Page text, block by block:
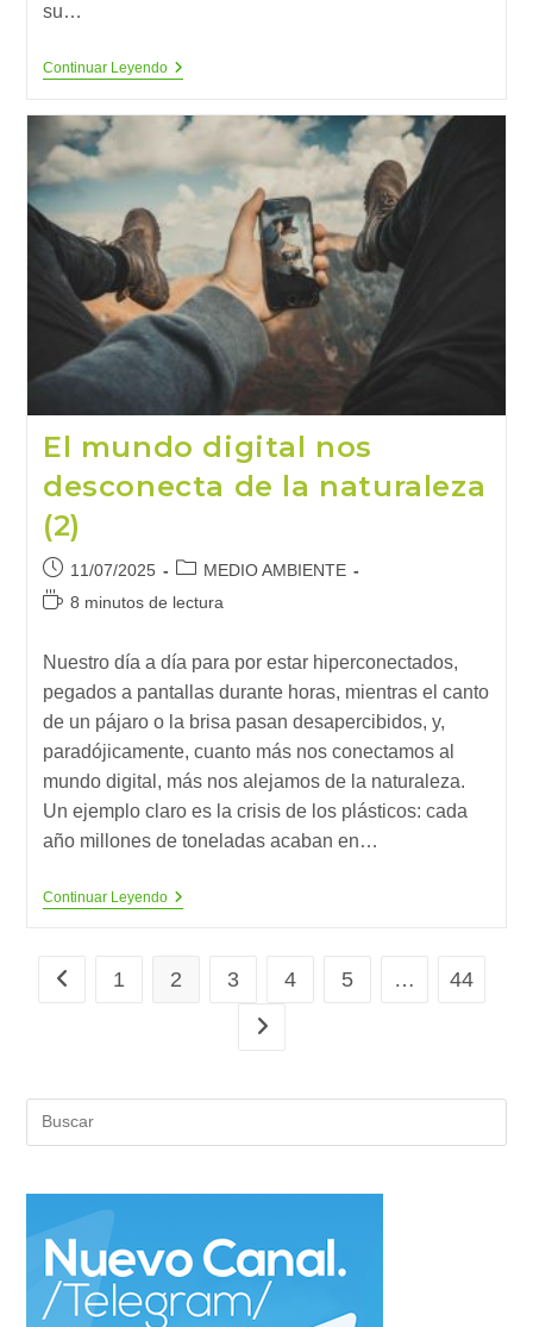
su…
Continuar LeyendoSuelos
Emisiones:
Revolución
De
La
Agricultura
Carbono
El mundo digital nos
desconecta de la naturaleza
(2)
Publicación
de
11/07/2025
Categoría
de
MEDIO AMBIENTE
Tiempo8 minutos de lectura
Nuestro día a día para por estar hiperconectados,
pegados a pantallas durante horas, mientras el canto
de un pájaro o la brisa pasan desapercibidos, y,
paradójicamente, cuanto más nos conectamos al
mundo digital, más nos alejamos de la naturaleza.
Un ejemplo claro es la crisis de los plásticos: cada
año millones de toneladas acaban en…
Continuar LeyendoEl
Desconecta
De
Ir a la página anterior
1 2 3 4 5 … 44
Ir a la página siguiente